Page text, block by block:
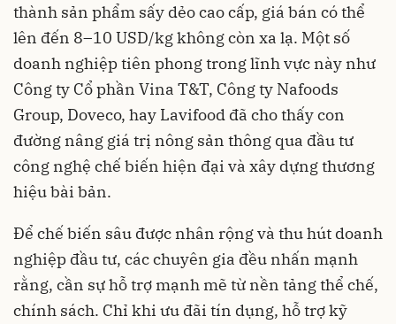
thành sản phẩm sấy dẻo cao cấp, giá bán có thể
lên đến 8–10 USD/kg không còn xa lạ. Một số
doanh nghiệp tiên phong trong lĩnh vực này như
Công ty Cổ phần Vina T&T, Công ty Nafoods
Group, Doveco, hay Lavifood đã cho thấy con
đường nâng giá trị nông sản thông qua đầu tư
công nghệ chế biến hiện đại và xây dựng thương
hiệu bài bản.
Để chế biến sâu được nhân rộng và thu hút doanh
nghiệp đầu tư, các chuyên gia đều nhấn mạnh
rằng, cần sự hỗ trợ mạnh mẽ từ nền tảng thể chế,
chính sách. Chỉ khi ưu đãi tín dụng, hỗ trợ kỹ